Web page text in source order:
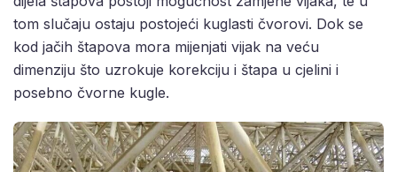
tom slučaju ostaju postojeći kuglasti čvorovi. Dok se
kod jačih štapova mora mijenjati vijak na veću
dimenziju što uzrokuje korekciju i štapa u cjelini i
posebno čvorne kugle.